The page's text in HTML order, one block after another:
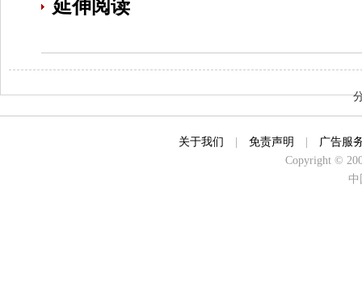
延伸阅读
关于我们 | 免责声明 |
广告服
Copyright ©